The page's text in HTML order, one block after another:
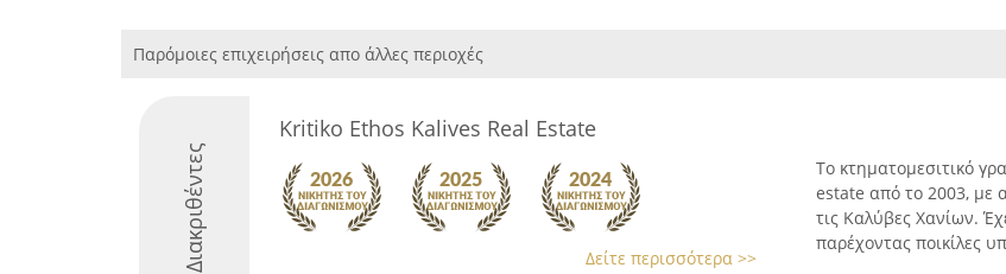
Παρόμοιες επιχειρήσεις απο άλλες περιοχές
Διακριθέντες
Kritiko Ethos Kalives Real Estate
Δείτε περισσότερα >>
Το κτηματομεσιτικό
estate από το 2003, με
τις Καλύβες Χανίων.
παρέχοντας ποικίλες